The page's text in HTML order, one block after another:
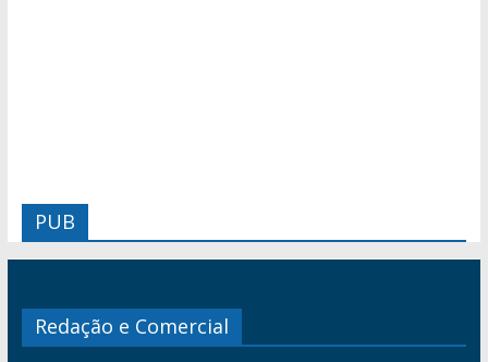
PUB
Redação e Comercial